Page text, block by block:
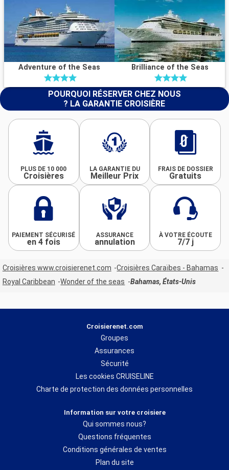
Adventure of the Seas Brilliance of the Seas
POURQUOI RÉSERVER CHEZ NOUS
? LA GARANTIE CROISIÈRE
PLUS DE 10 000
Croisières
LA GARANTIE DU
Meilleur Prix
FRAIS DE DOSSIER
Gratuits
PAIEMENT SÉCURISÉ
en 4 fois
ASSURANCE
annulation
À VOTRE ÉCOUTE
7/7 j
Croisières www.croisierenet.com
Croisières Caraïbes - Bahamas
Royal Caribbean
Wonder of the seas Bahamas, États-Unis
Croisierenet.com
Groupes
Assurances
Sécurité
Les cookies CRUISELINE
Charte de protection des données personnelles
Information sur votre croisiere
Qui sommes nous?
Questions fréquentes
Conditions générales de ventes
Plan du site